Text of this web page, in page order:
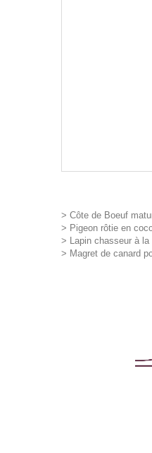
> Côte de Boeuf
> Pigeon rôtie en
> Lapin chasseur à la
> Magret de canard